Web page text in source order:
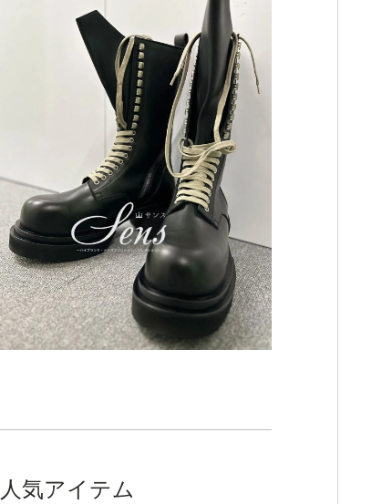
人気アイテム